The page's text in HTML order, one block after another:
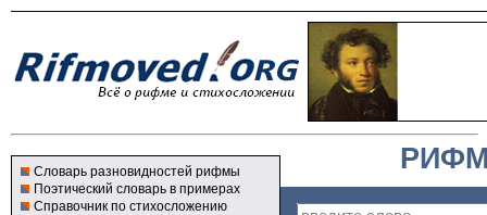
Словарь разновидностей рифмы
Поэтический словарь в примерах
Справочник по стихосложению